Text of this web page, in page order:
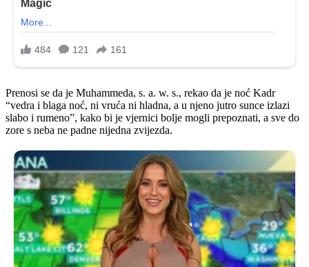
Prenosi se da je Muhammeda, s. a. w. s., rekao da je noć Kadr
“vedra i blaga noć, ni vruća ni hladna, a u njeno jutro sunce izlazi
slabo i rumeno”, kako bi je vjernici bolje mogli prepoznati, a sve do
zore s neba ne padne nijedna zvijezda.